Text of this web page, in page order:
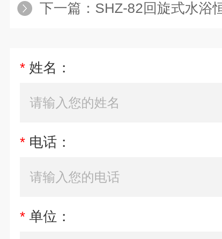
下一篇： SHZ-82回旋式水浴
* 姓名：
* 电话：
* 单位：